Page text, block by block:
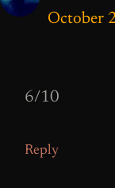
October
6/10
Reply